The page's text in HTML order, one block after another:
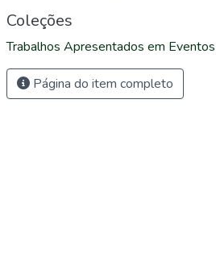
Coleções
Trabalhos Apresentados em Eventos
Página do item completo